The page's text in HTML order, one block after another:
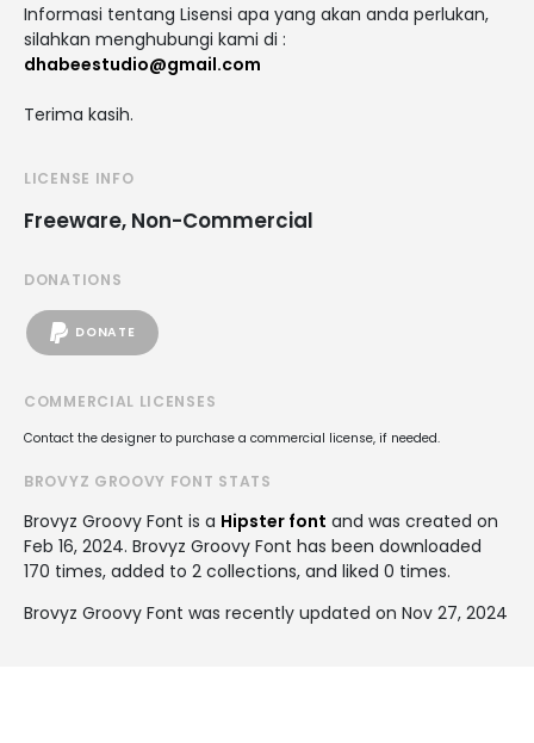
Informasi tentang Lisensi apa yang akan anda perlukan,
silahkan menghubungi kami di :
dhabeestudio@gmail.com
Terima kasih.
LICENSE INFO
Freeware, Non-Commercial
DONATIONS
DONATE
COMMERCIAL LICENSES
Contact the designer to purchase a commercial license, if needed.
BROVYZ GROOVY FONT STATS
Brovyz Groovy Font is a Hipster font and was created on
Feb 16, 2024. Brovyz Groovy Font has been downloaded
170 times, added to 2 collections, and liked 0 times.
Brovyz Groovy Font was recently updated on Nov 27, 2024